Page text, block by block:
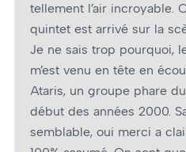
tellement l’air incroyable.
quintet est arrivé sur la
Je ne sais trop pourquoi,
m’est venu en tête en
Ataris, un groupe phare
début des années 2000.
semblable, oui merci a